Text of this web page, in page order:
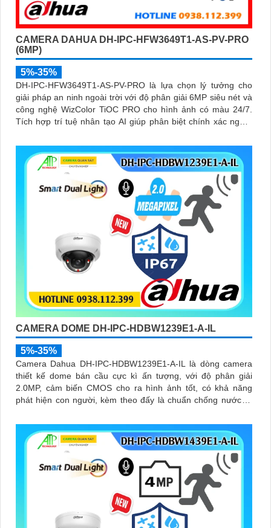
CAMERA DAHUA DH-IPC-HFW3649T1-AS-PV-PRO
(6MP)
5%-35%
DH-IPC-HFW3649T1-AS-PV-PRO là lựa chọn lý tưởng cho
giải pháp an ninh ngoài trời với độ phân giải 6MP siêu nét và
công nghệ WizColor TiOC PRO cho hình ảnh có màu 24/7.
Tích hợp trí tuệ nhân tạo AI giúp phân biệt chính xác người
với khe thẻ nhớ lên đến 512GB
CAMERA DOME DH-IPC-HDBW1239E1-A-IL
5%-35%
Camera Dahua DH-IPC-HDBW1239E1-A-IL là dòng camera
thiết kế dome bán cầu cực kì ấn tượng, với độ phân giải
2.0MP, cảm biến CMOS cho ra hình ảnh tốt, có khả năng
phát hiện con người, kèm theo đấy là chuẩn chống nước IP